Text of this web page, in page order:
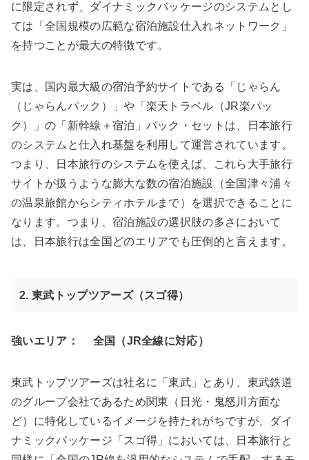
に限定されず、ダイナミックパッケージのシステムとし
ては「全国規模の広範な宿泊施設仕入れネットワーク」
を持つことが最大の特徴です。
実は、国内最大級の宿泊予約サイトである「じゃらん
（じゃらんパック）」や「楽天トラベル（JR楽パッ
ク）」の「新幹線＋宿泊」パック・セットは、日本旅行
のシステムと仕入れ基盤を利用して運営されています。
つまり、日本旅行のシステムを使えば、これら大手旅行
サイトが扱うような膨大な数の宿泊施設（全国津々浦々
の温泉旅館からシティホテルまで）を選択できることに
なります。つまり、宿泊施設の選択肢の多さにおいて
は、日本旅行は全国どのエリアでも圧倒的と言えます。
2. 東武トップツアーズ（スゴ得）
強いエリア： 全国（JR全線に対応）
東武トップツアーズは社名に「東武」とあり、東武鉄道
のグループ会社であるため関東（日光・鬼怒川方面な
ど）に特化しているイメージを持たれがちですが、ダイ
ナミックパッケージ「スゴ得」においては、日本旅行と